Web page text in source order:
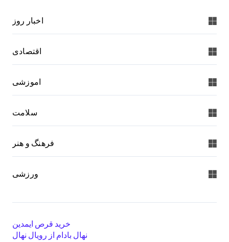
اخبار روز
اقتصادی
اموزشی
سلامت
فرهنگ و هنر
ورزشی
خرید قرص ایمدین
نهال بادام از رویال نهال